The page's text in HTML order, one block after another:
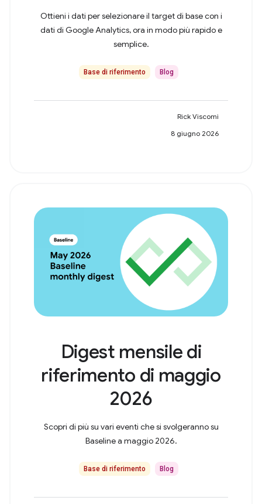
Ottieni i dati per selezionare il target di base con i
dati di Google Analytics, ora in modo più rapido e
semplice.
Base di riferimento Blog
Rick Viscomi
8 giugno 2026
Digest mensile di
riferimento di maggio
2026
Scopri di più su vari eventi che si svolgeranno su
Baseline a maggio 2026.
Base di riferimento Blog